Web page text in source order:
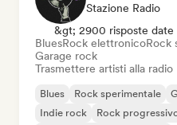
Stazione Radio
&gt; 2900 risposte date
BluesRock elettronicoRock
Garage rock
Trasmettere artisti alla radio
Blues Rock sperimentale
Indie rock
Rock